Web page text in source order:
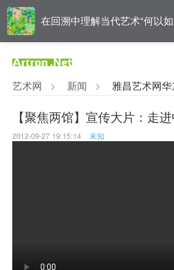
在回溯中理解当代艺术“何以如
破界与归真
对话 | 在开放和自由中确立艺
值
翟莫梵：绘画少年的广阔天空
艺术网 > 新闻 > 雅昌艺术网
【聚焦两馆】宣传大片：走
2012-09-27 19:15:14 未知